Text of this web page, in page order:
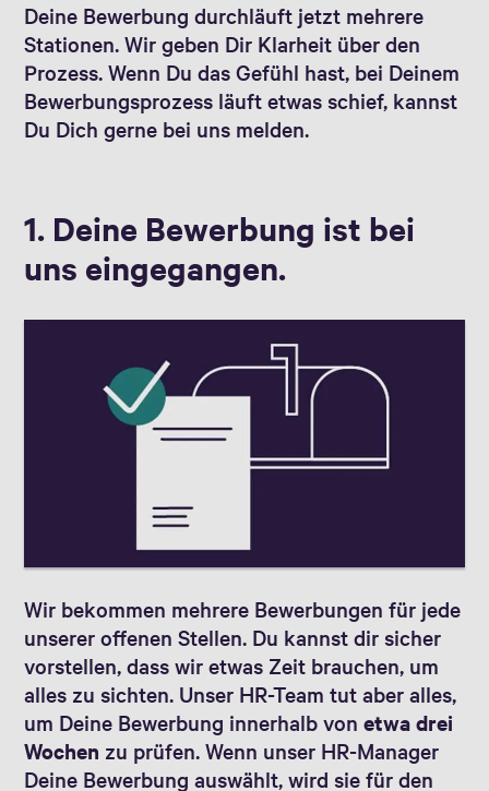
Deine Bewerbung durchläuft jetzt mehrere
Stationen. Wir geben Dir Klarheit über den
Prozess. Wenn Du das Gefühl hast, bei Deinem
Bewerbungsprozess läuft etwas schief, kannst
Du Dich gerne bei uns melden.
1. Deine Bewerbung ist bei
uns eingegangen.
Wir bekommen mehrere Bewerbungen für jede
unserer offenen Stellen. Du kannst dir sicher
vorstellen, dass wir etwas Zeit brauchen, um
alles zu sichten. Unser HR-Team tut aber alles,
um Deine Bewerbung innerhalb vonetwa drei
Wochen zu prüfen. Wenn unser HR-Manager
Deine Bewerbung auswählt, wird sie für den